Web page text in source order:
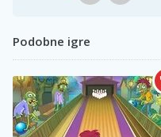
Podobne igre